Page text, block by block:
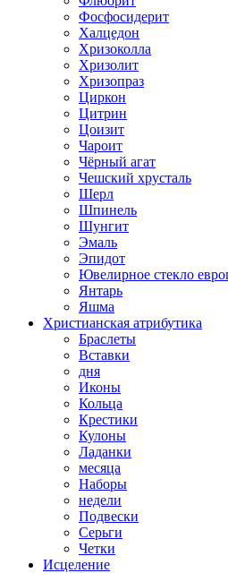
Фосфосидерит
Халцедон
Хризоколла
Хризолит
Хризопраз
Циркон
Цитрин
Цоизит
Чароит
Чёрный агат
Чешский хрусталь
Шерл
Шпинель
Шунгит
Эмаль
Эпидот
Ювелирное стекло
Янтарь
Яшма
Христианская атрибутика
Браслеты
Вставки
дня
Иконы
Кольца
Крестики
Кулоны
Ладанки
месяца
Наборы
недели
Подвески
Серьги
Четки
Исцеление